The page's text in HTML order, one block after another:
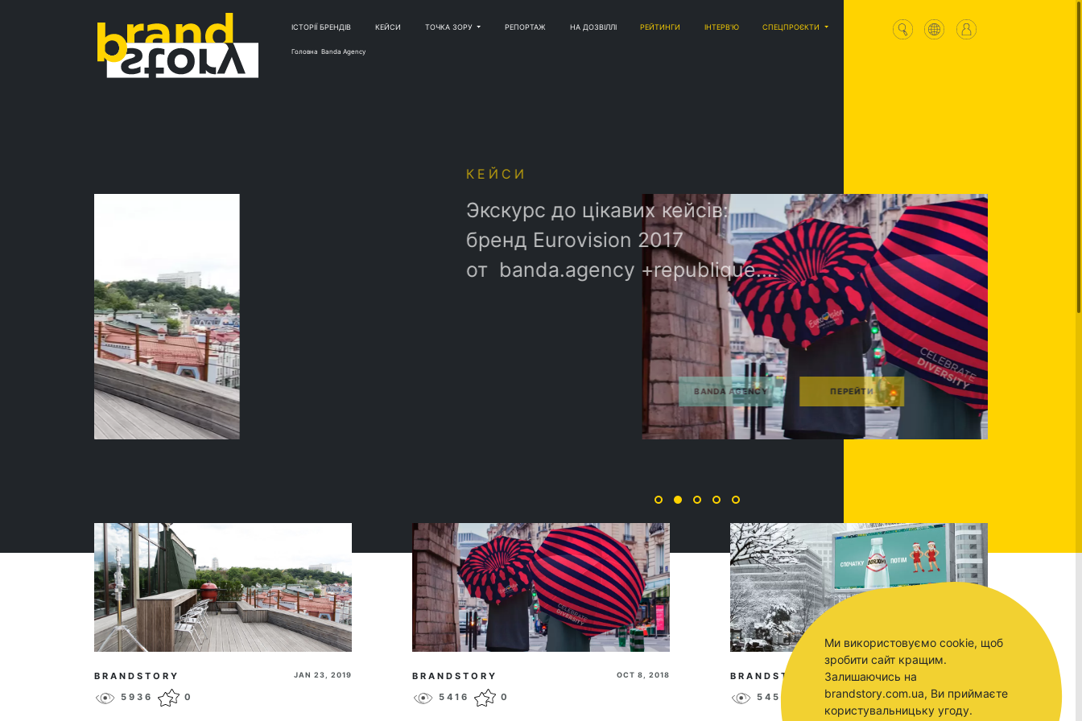
ІСТОРІЇ БРЕНДІВ КЕЙСИ ТОЧКА ЗОРУ РЕПОРТАЖ НА ДОЗВІЛЛІ РЕЙТИНГИ ІНТЕРВ'Ю СПЕЦПРОЄКТИ
Головна Banda Agency
Экскурс до цікавих кейсів:
бренд Eurovision 2017
от banda.agency +republique.
BRANDSTORY JAN 23, 2019
5936 0
BRANDSTORY OCT 8, 2018
5416 0
BRANDSTORY
5458 0
Ми використовуємо cookie, щоб
зробити сайт кращим.
Залишаючись на
brandstory.com.ua, Ви приймаєте
користувальницьку угоду.